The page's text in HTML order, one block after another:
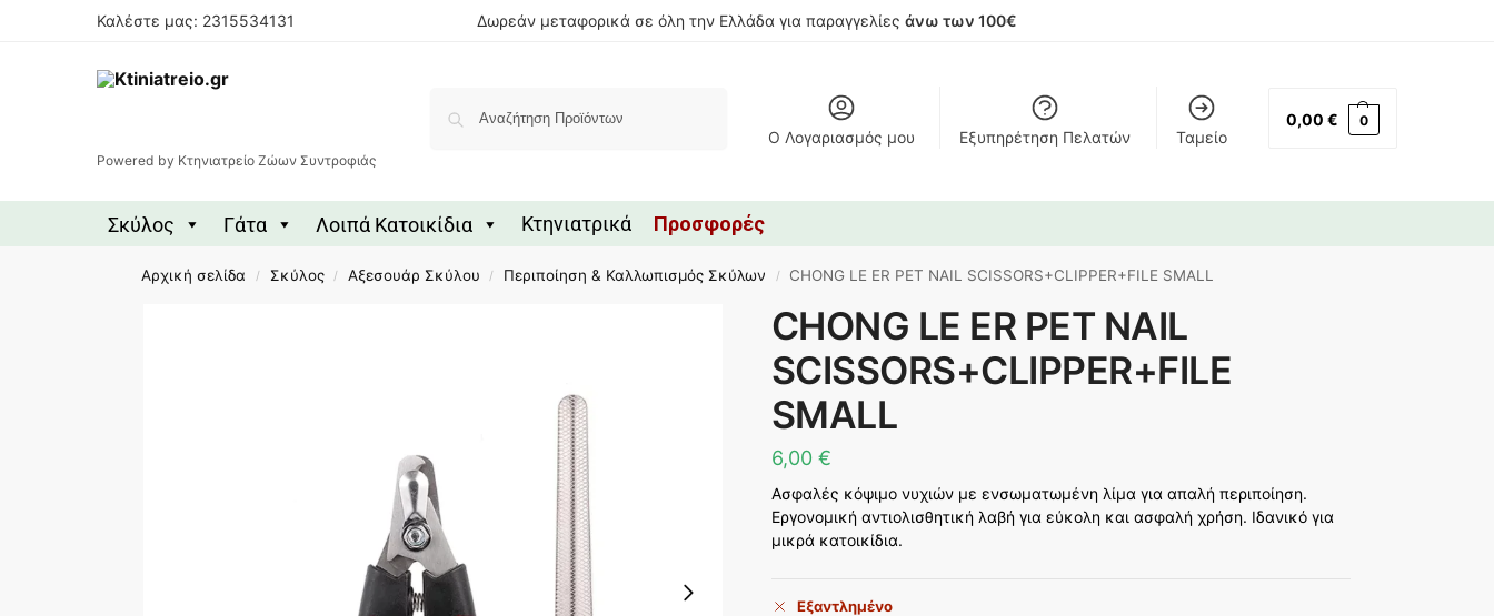
Καλέστε μας: 2315534131 Δωρεάν μεταφορικά σε όλη την Ελλάδα για παραγγελίες άνω των 100€
Powered by Κτηνιατρείο Ζώων Συντροφιάς
Ο Λογαριασμός μου Εξυπηρέτηση Πελατών Ταμείο
0,00 € 0
Σκύλος Γάτα Λοιπά Κατοικίδια Κτηνιατρικά Προσφορές
Αρχική σελίδα / Σκύλος / Αξεσουάρ Σκύλου / Περιποίηση & Καλλωπισμός Σκύλων / CHONG LE ER PET NAIL SCISSORS+CLIPPER+FILE SMALL
CHONG LE ER PET NAIL
SCISSORS+CLIPPER+FILE
SMALL
6,00 €
Ασφαλές κόψιμο νυχιών με ενσωματωμένη λίμα για απαλή περιποίηση.
Εργονομική αντιολισθητική λαβή για εύκολη και ασφαλή χρήση. Ιδανικό για
μικρά κατοικίδια.
Εξαντλημένο